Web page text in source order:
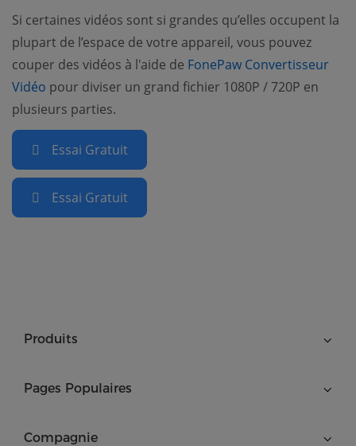
Si certaines vidéos sont si grandes qu’elles occupent la
plupart de l’espace de votre appareil, vous pouvez
couper des vidéos à l'aide de FonePaw Convertisseur
Vidéo (opens new window)
pour diviser un grand fichier 1080P / 720P en
plusieurs parties.
Essai Gratuit
Essai Gratuit
Produits
Pages Populaires
Compagnie